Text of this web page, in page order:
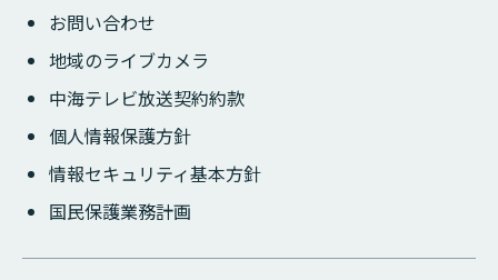
お問い合わせ
地域のライブカメラ
中海テレビ放送契約約款
個人情報保護方針
情報セキュリティ基本方針
国民保護業務計画